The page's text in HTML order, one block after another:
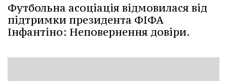
Футбольна асоціація відмовилася від
підтримки президента ФІФА
Інфантіно: Неповернення довіри.